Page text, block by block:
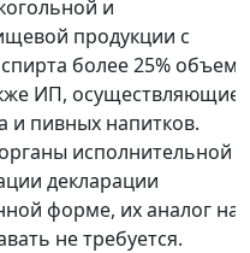
и
продукции с
более 25% объема
ИП, осуществляющие
и пивных напитков.
исполнительной
декларации
форме, их аналог на
не требуется.